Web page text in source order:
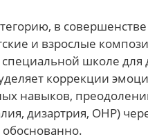
в
и взрослые
школе
коррекции
навыков,
дизартрия, ОНР)